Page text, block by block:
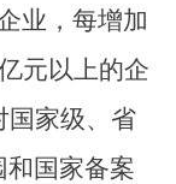
业，每增加
元以上的企
国家级、省
国家备案